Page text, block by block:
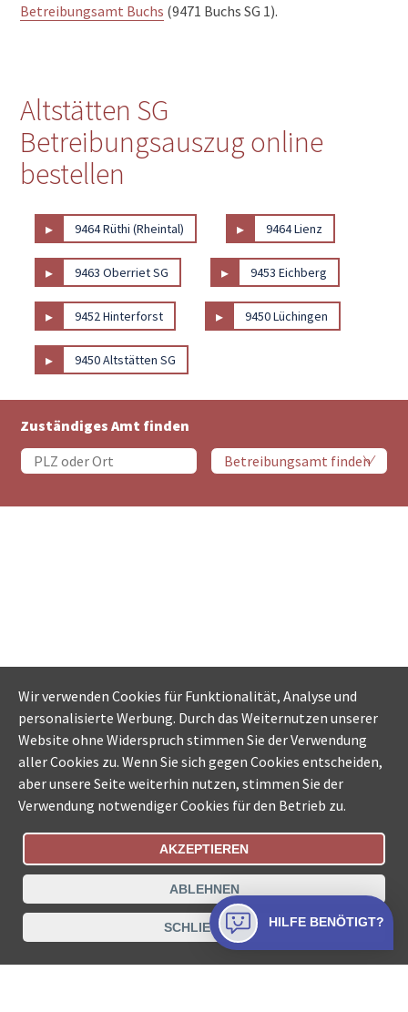
Betreibungsamt Buchs (9471 Buchs SG 1).
Altstätten SG
Betreibungsauszug online
bestellen
▸ 9464 Rüthi (Rheintal) ▸ 9464 Lienz
▸ 9463 Oberriet SG ▸ 9453 Eichberg
▸ 9452 Hinterforst ▸ 9450 Lüchingen
▸ 9450 Altstätten SG
Zuständiges Amt finden
Bestellungsstatus Ämtersuche der Schweiz
Datenschutz Impressum Nutzungsbestimmungen
Kontakt
Wir verwenden Cookies für Funktionalität, Analyse und
personalisierte Werbung. Durch das Weiternutzen unserer
Website ohne Widerspruch stimmen Sie der Verwendung
aller Cookies zu. Wenn Sie sich gegen Cookies entscheiden,
aber unsere Seite weiterhin nutzen, stimmen Sie der
Verwendung notwendiger Cookies für den Betrieb zu.
AKZEPTIEREN
ABLEHNEN
SCHLIESSEN HILFE BENÖTIGT?